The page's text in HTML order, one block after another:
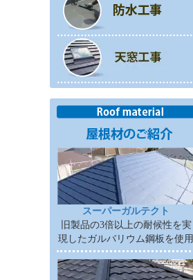
スーパーガルテクト
旧製品の3倍以上の耐候性を実
現したガルバリウム鋼板を使用